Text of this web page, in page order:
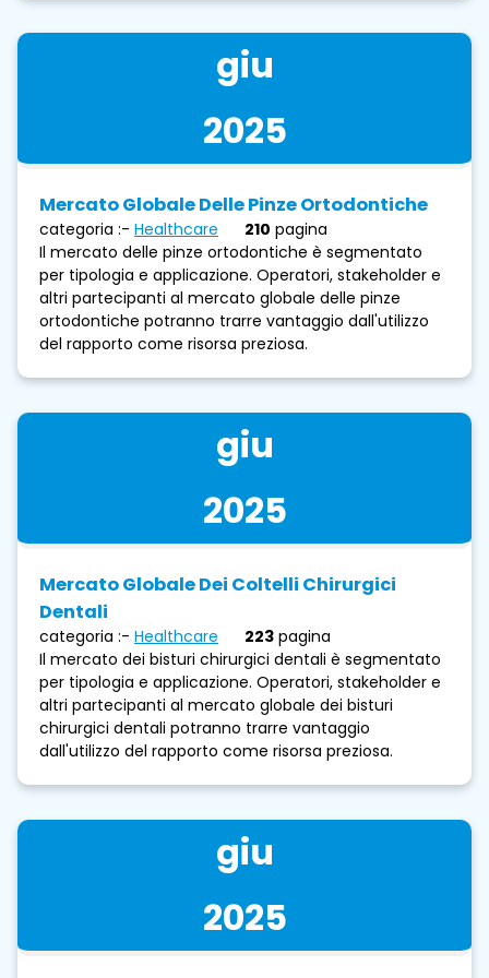
giu
2025
Mercato Globale Delle Pinze Ortodontiche
categoria :- Healthcare 210 pagina
Il mercato delle pinze ortodontiche è segmentato
per tipologia e applicazione. Operatori, stakeholder e
altri partecipanti al mercato globale delle pinze
ortodontiche potranno trarre vantaggio dall'utilizzo
del rapporto come risorsa preziosa.
giu
2025
Mercato Globale Dei Coltelli Chirurgici
Dentali
categoria :- Healthcare 223 pagina
Il mercato dei bisturi chirurgici dentali è segmentato
per tipologia e applicazione. Operatori, stakeholder e
altri partecipanti al mercato globale dei bisturi
chirurgici dentali potranno trarre vantaggio
dall'utilizzo del rapporto come risorsa preziosa.
giu
2025